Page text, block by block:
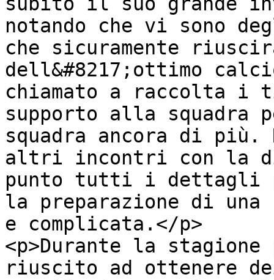
notando che vi sono
che sicuramente
dell&#8217;ottimo
chiamato a raccolta i
supporto alla squadra
squadra ancora di più.
altri incontri con la
punto tutti i dettagli
la preparazione di una
e complicata.</p>
<p>Durante la
riuscito ad ottenere